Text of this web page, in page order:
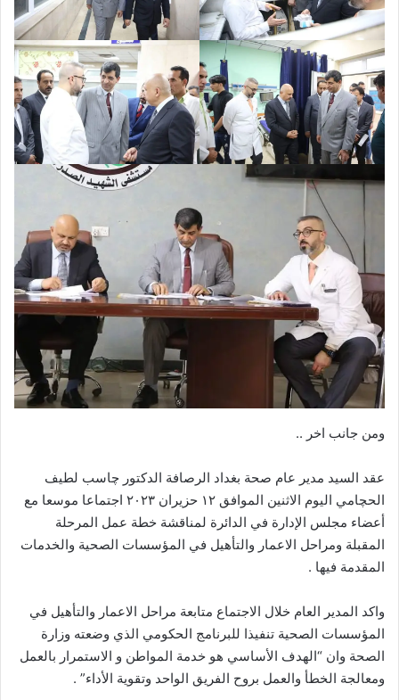
ومن جانب اخر ..
عقد السيد مدير عام صحة بغداد الرصافة الدكتور چاسب لطيف
الحچامي اليوم الاثنين الموافق ١٢ حزيران ٢٠٢٣ اجتماعا موسعا مع
أعضاء مجلس الإدارة في الدائرة لمناقشة خطة عمل المرحلة
المقبلة ومراحل الاعمار والتأهيل في المؤسسات الصحية والخدمات
المقدمة فيها .
واكد المدير العام خلال الاجتماع متابعة مراحل الاعمار والتأهيل في
المؤسسات الصحية تنفيذا للبرنامج الحكومي الذي وضعته وزارة
الصحة وان “الهدف الأساسي هو خدمة المواطن و الاستمرار بالعمل
ومعالجة الخطأ والعمل بروح الفريق الواحد وتقوية الأداء” .